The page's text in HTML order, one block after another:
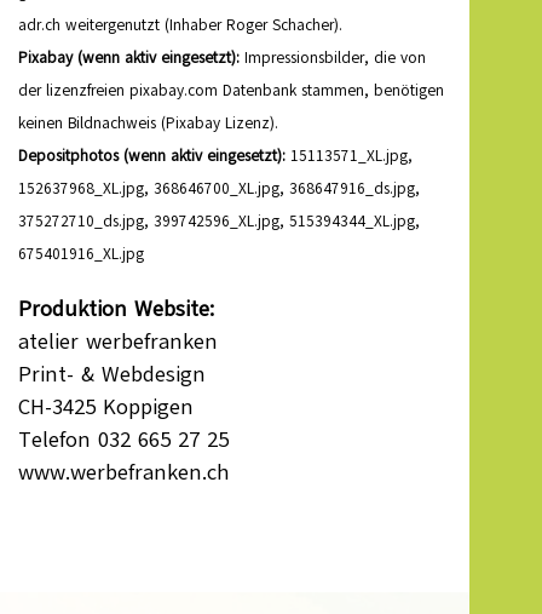
adr.ch weitergenutzt (Inhaber Roger Schacher).
Pixabay (wenn aktiv eingesetzt): Impressionsbilder, die von
der lizenzfreien pixabay.com Datenbank stammen, benötigen
keinen Bildnachweis (Pixabay Lizenz).
Depositphotos (wenn aktiv eingesetzt): 15113571_XL.jpg,
152637968_XL.jpg, 368646700_XL.jpg, 368647916_ds.jpg,
375272710_ds.jpg, 399742596_XL.jpg, 515394344_XL.jpg,
675401916_XL.jpg
Produktion Website:
atelier werbefranken
Print- & Webdesign
CH-3425 Koppigen
Telefon 032 665 27 25
www.werbefranken.ch